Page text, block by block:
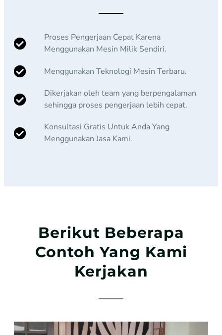
Proses Pengerjaan Cepat Karena
Menggunakan Mesin Milik Sendiri.
Menggunakan Teknologi Mesin Terbaru.
Dikerjakan oleh team yang berpengalaman
sehingga proses pengerjaan lebih cepat.
Konsultasi Gratis Untuk Anda Yang
Menggunakan Jasa Kami.
Berikut Beberapa
Contoh Yang Kami
Kerjakan